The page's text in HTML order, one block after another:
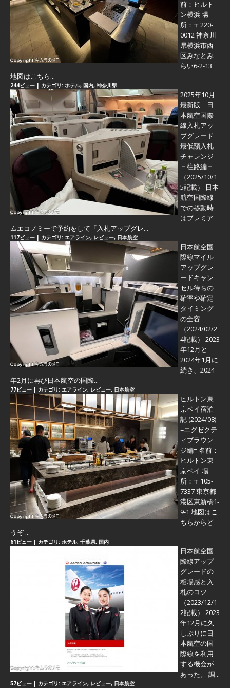
前：ヒルト
ン横浜 場
所：〒220-
0012 神奈川
県横浜市西
区みなとみ
らい6-2-13
地図はこちら...
244ビュー | カテゴリ: ホテル, 国内, 神奈川県
2025年10月
最新版 日
本航空国際
線入札アッ
プグレード
最低額入札
チャレンジ
＝往路編＝
（2025/10/1
5記載） 日本
航空国際線
での移動時
はプレミア
ムエコノミーで予約をして「入札アップグレ...
117ビュー | カテゴリ: エアライン, レビュー, 日本航空
日本航空国
際線マイル
アップグレ
ードキャン
セル待ちの
確率や確定
タイミング
の全容
（2024/02/2
4記載） 2023
年12月と
2024年1月に
続き、2024
年2月に再び日本航空の国際...
77ビュー | カテゴリ: エアライン, レビュー, 日本航空
ヒルトン東
京ベイ宿泊
記 (2024/08)
=エグゼクテ
ィブラウン
ジ編=名前：
ヒルトン東
京ベイ 場
所：〒105-
7337 東京都
港区東新橋1-
9-1 地図はこ
ちらからど
うぞ ...
61ビュー | カテゴリ: ホテル, 千葉県, 国内
日本航空国
際線アップ
グレードの
相場感と入
札のコツ
（2023/12/1
2記載） 2023
年12月に久
しぶりに日
本航空の国
際線を利用
する機会が
あった。 調...
57ビュー | カテゴリ: エアライン, レビュー, 日本航空